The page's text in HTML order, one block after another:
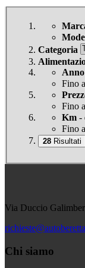
Categoria
Anno
Fino a
Fino a
Km -
Fino a
28 Risultati
Via Duccio
Chi siamo